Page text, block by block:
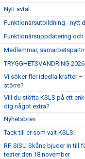
Nytt avtal
Funktionärsutbildning - nytt
Funktionärsuppdatering
Medlemmar,
TRYGGHETSVANDRING 2026
Vi söker fler ideella krafter –
större?
Vill du stötta KSLS på ett
dig något extra?
Nyhetsbrev
Tack till er som valt KSLS!
RF-SISU Skåne bjuder in till
teater den 18 november